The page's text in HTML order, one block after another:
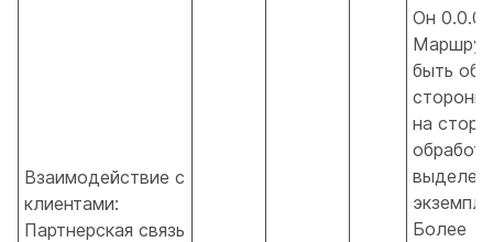
Взаимодействие с
клиентами:
Партнерская связь
Он
быть
стороны
на
Более